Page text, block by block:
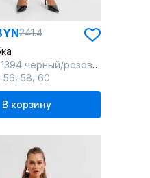
241.4
1394 черный/розовое_золото
56 58 60
В корзину